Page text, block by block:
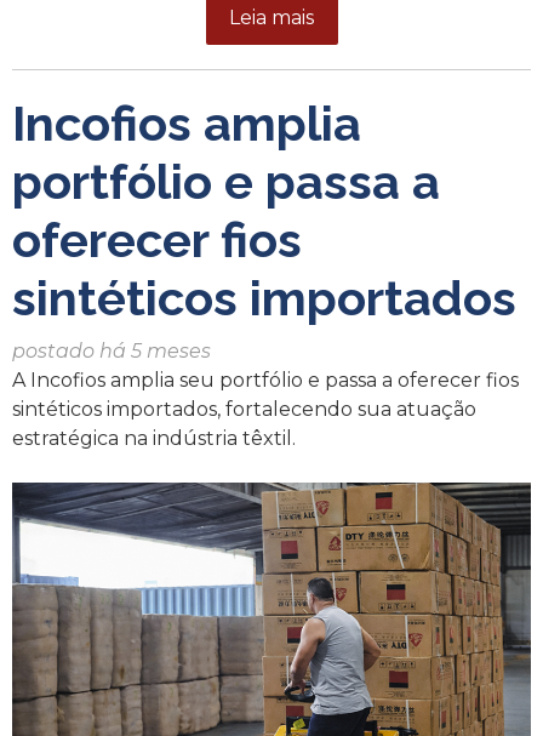
Leia mais
Incofios amplia
portfólio e passa a
oferecer fios
sintéticos importados
postado há 5 meses
A Incofios amplia seu portfólio e passa a oferecer fios
sintéticos importados, fortalecendo sua atuação
estratégica na indústria têxtil.